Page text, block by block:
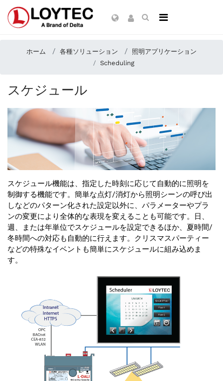
ホーム 各種ソリューション
照明アプリケーション
Scheduling
スケジュール
スケジュール機能は、指定した時刻に応じて自動的に照明を
制御する機能です。簡単な点灯/消灯から照明シーンの呼び出
しなどのパターン化された設定以外に、パラメーターやプラ
ンの変更により全体的な表現を変えることも可能です。日、
週、または年単位でスケジュールを設定できるほか、夏時間/
冬時間への対応も自動的に行えます。クリスマスパーティー
などの特殊なイベントも簡単にスケジュールに組み込めま
す。